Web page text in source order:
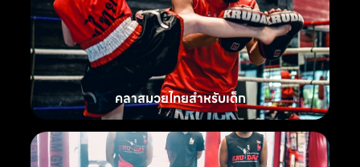
คลาสมวยไทยสำหรับเด็ก